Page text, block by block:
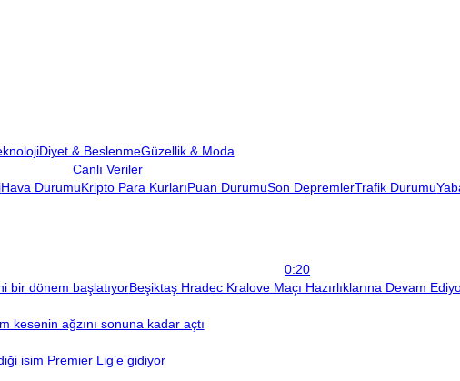
Diyet & BeslenmeGüzellik & Moda
Canlı Veriler
Hava DurumuKripto Para KurlarıPuan DurumuSon DepremlerTrafik Durumu
bir dönem başlatıyor
0:20
Beşiktaş Hradec Kralove Maçı Hazırlıklarına Devam
kesenin ağzını sonuna kadar açtı
isim Premier Lig’e gidiyor